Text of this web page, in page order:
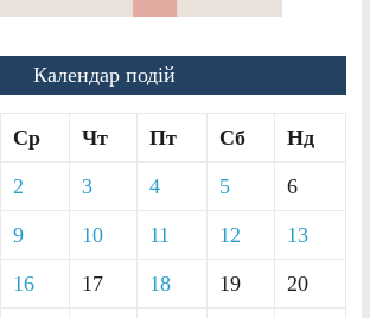
Календар подій
Ср Чт Пт Сб Нд
2 3 4 5 6
9 10 11 12 13
16 17 18 19 20